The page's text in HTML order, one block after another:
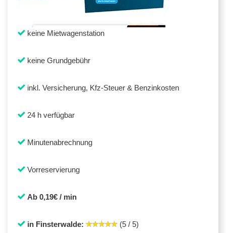
keine Mietwagenstation
keine Grundgebühr
inkl. Versicherung, Kfz-Steuer & Benzinkosten
24 h verfügbar
Minutenabrechnung
Vorreservierung
Ab 0,19€ / min
in Finsterwalde: (5 / 5)